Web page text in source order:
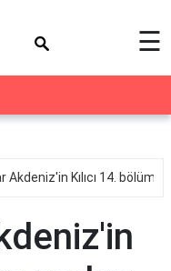
☰
Akdeniz'in Kılıcı 14. bölüm